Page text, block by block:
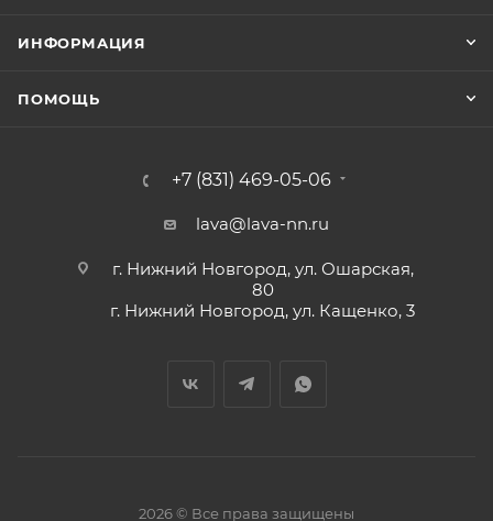
ИНФОРМАЦИЯ
ПОМОЩЬ
+7 (831) 469-05-06
lava@lava-nn.ru
г. Нижний Новгород, ул. Ошарская,
80
г. Нижний Новгород, ул. Кащенко, 3
2026 © Все права защищены